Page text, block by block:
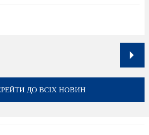
ДО ВСІХ НОВИН